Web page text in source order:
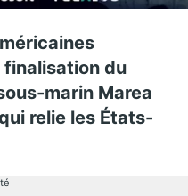
finalisation du
marin Marea
relie les États-